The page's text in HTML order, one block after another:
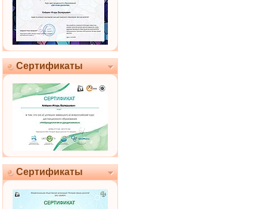
Сертификаты
Сертификаты